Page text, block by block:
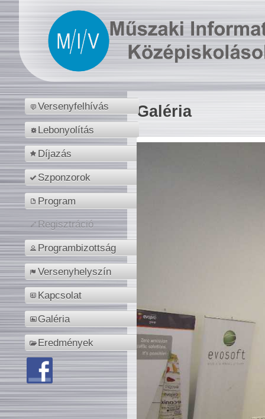
Versenyfelhívás
Lebonyolítás
Díjazás
Szponzorok
Program
Regisztráció
Programbizottság
Versenyhelyszín
Kapcsolat
Galéria
Eredmények
Galéria